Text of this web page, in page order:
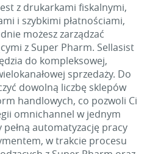
z drukarkami fiskalnymi,
i szybkimi płatnościami,
możesz zarządzać
z Super Pharm. Sellasist
do kompleksowej,
sprzedaży. Do
dowolną liczbę sklepów
handlowych, co pozwoli Ci
omnichannel w jednym
automatyzację pracy
w trakcie procesu